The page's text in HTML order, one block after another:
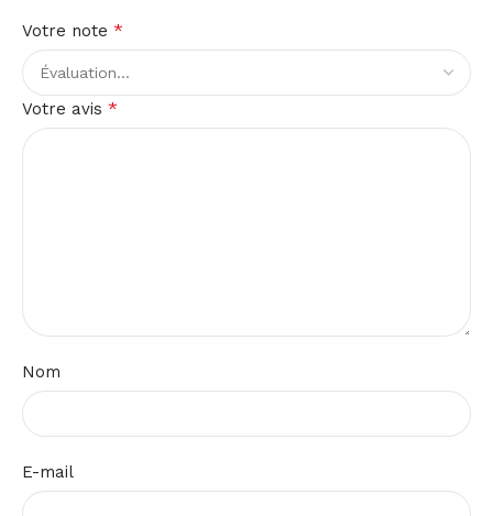
Votre note *
Votre avis *
Nom
E-mail